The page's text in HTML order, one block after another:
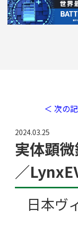
＜ 次の
2024.03.25
実体顕
／
日本ヴ